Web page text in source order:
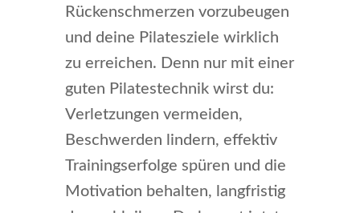
Rückenschmerzen vorzubeugen
und deine Pilatesziele wirklich
zu erreichen. Denn nur mit einer
guten Pilatestechnik wirst du:
Verletzungen vermeiden,
Beschwerden lindern, effektiv
Trainingserfolge spüren und die
Motivation behalten, langfristig